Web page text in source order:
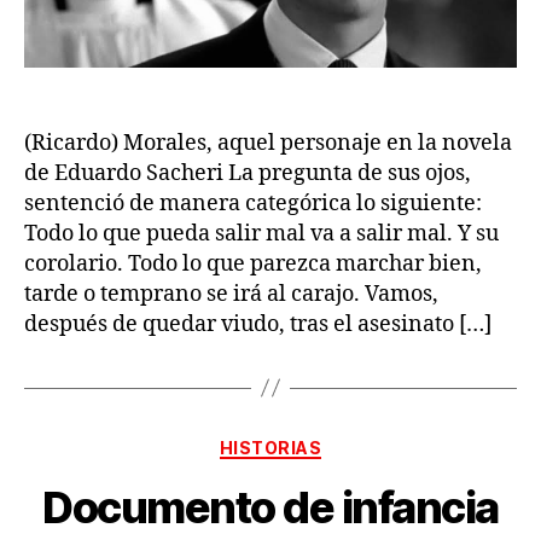
(Ricardo) Morales, aquel personaje en la novela
de Eduardo Sacheri La pregunta de sus ojos,
sentenció de manera categórica lo siguiente:
Todo lo que pueda salir mal va a salir mal. Y su
corolario. Todo lo que parezca marchar bien,
tarde o temprano se irá al carajo. Vamos,
después de quedar viudo, tras el asesinato […]
Categorías
HISTORIAS
Documento de infancia